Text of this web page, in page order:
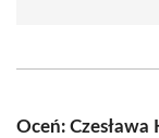
Oceń: Czesława